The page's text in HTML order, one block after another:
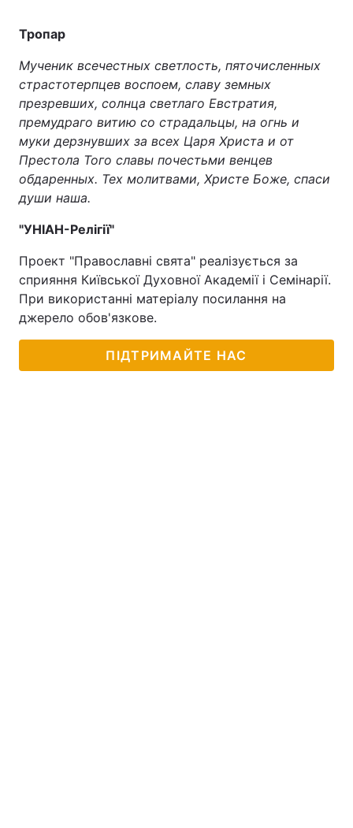
Тропар
Мученик всечестных светлость, пяточисленных
страстотерпцев воспоем, славу земных
презревших, солнца светлаго Евстратия,
премудраго витию со страдальцы, на огнь и
муки дерзнувших за всех Царя Христа и от
Престола Того славы почестьми венцев
обдаренных. Тех молитвами, Христе Боже, спаси
души наша.
"УНІАН-Релігії"
Проект "Православні свята" реалізується за
сприяння Київської Духовної Академії і Семінарії.
При використанні матеріалу посилання на
джерело обов'язкове.
ПІДТРИМАЙТЕ НАС